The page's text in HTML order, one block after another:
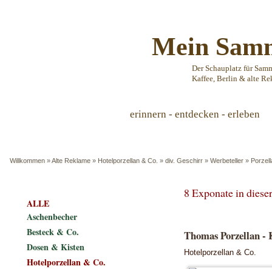
Mein
Der Schauplatz für
Kaffee, Berlin & alte
erinnern - entdecken - erleben
Willkommen »Alte Reklame » Hotelporzellan & Co. » div. Geschirr » Werbeteller »
8 Exponate in
Thomas Porzellan
Hotelporzellan & Co.
ALLE
Aschenbecher
Besteck & Co.
Dosen & Kisten
Hotelporzellan & Co.